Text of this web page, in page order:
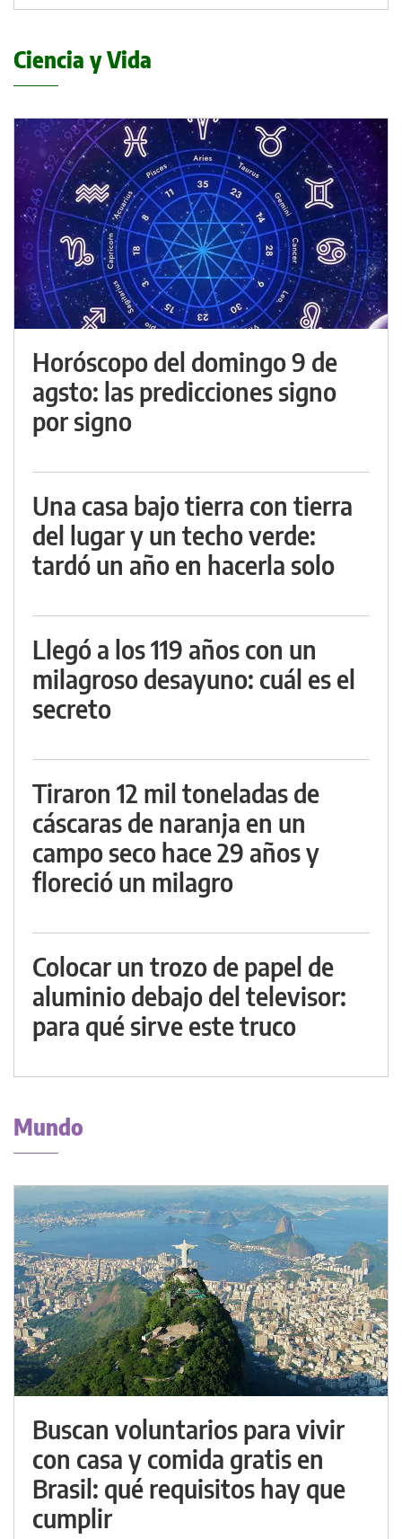
Ciencia y Vida
Horóscopo del domingo 9 de
agsto: las predicciones signo
por signo
Una casa bajo tierra con tierra
del lugar y un techo verde:
tardó un año en hacerla solo
Llegó a los 119 años con un
milagroso desayuno: cuál es el
secreto
Tiraron 12 mil toneladas de
cáscaras de naranja en un
campo seco hace 29 años y
floreció un milagro
Colocar un trozo de papel de
aluminio debajo del televisor:
para qué sirve este truco
Mundo
Buscan voluntarios para vivir
con casa y comida gratis en
Brasil: qué requisitos hay que
cumplir